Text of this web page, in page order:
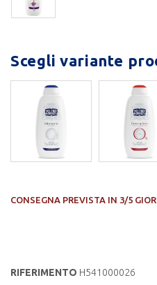
Scegli variante
CONSEGNA PREVISTA IN 3/5
RIFERIMENTO H541000026